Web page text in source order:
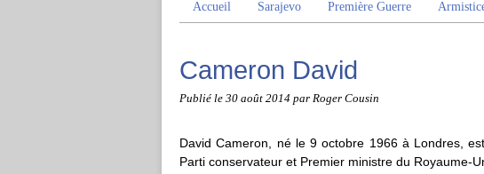
Accueil Sarajevo Première Guerre
Cameron David
Publié le 30 août 2014 par Roger Cousin
David Cameron, né le 9 octobre 1966 à Londres,
Parti conservateur et Premier ministre du Royaume-